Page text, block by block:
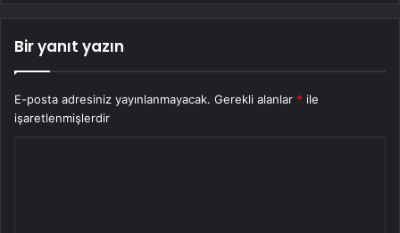
Bir yanıt yazın
E-posta adresiniz yayınlanmayacak. Gerekli alanlar * ile
işaretlenmişlerdir